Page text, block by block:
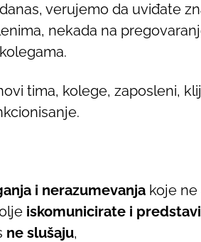
verujemo da uviđate
nekada na
tima, kolege, zaposleni,
i nerazumevanja koje ne
iskomunicirate i
ne slušaju,